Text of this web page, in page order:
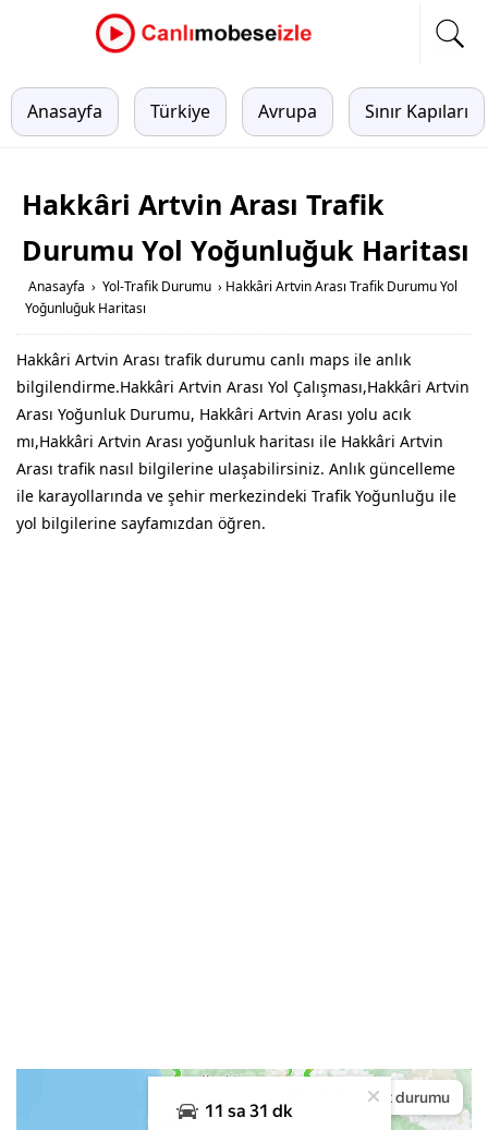
Anasayfa Türkiye Avrupa Sınır Kapıları
Hakkâri Artvin Arası Trafik
Durumu Yol Yoğunluğuk Haritası
Anasayfa › Yol-Trafik Durumu › Hakkâri Artvin Arası Trafik Durumu Yol
Yoğunluğuk Haritası
Hakkâri Artvin Arası trafik durumu canlı maps ile anlık
bilgilendirme.Hakkâri Artvin Arası Yol Çalışması,Hakkâri Artvin
Arası Yoğunluk Durumu, Hakkâri Artvin Arası yolu acık
mı,Hakkâri Artvin Arası yoğunluk haritası ile Hakkâri Artvin
Arası trafik nasıl bilgilerine ulaşabilirsiniz. Anlık güncelleme
ile karayollarında ve şehir merkezindeki Trafik Yoğunluğu ile
yol bilgilerine sayfamızdan öğren.